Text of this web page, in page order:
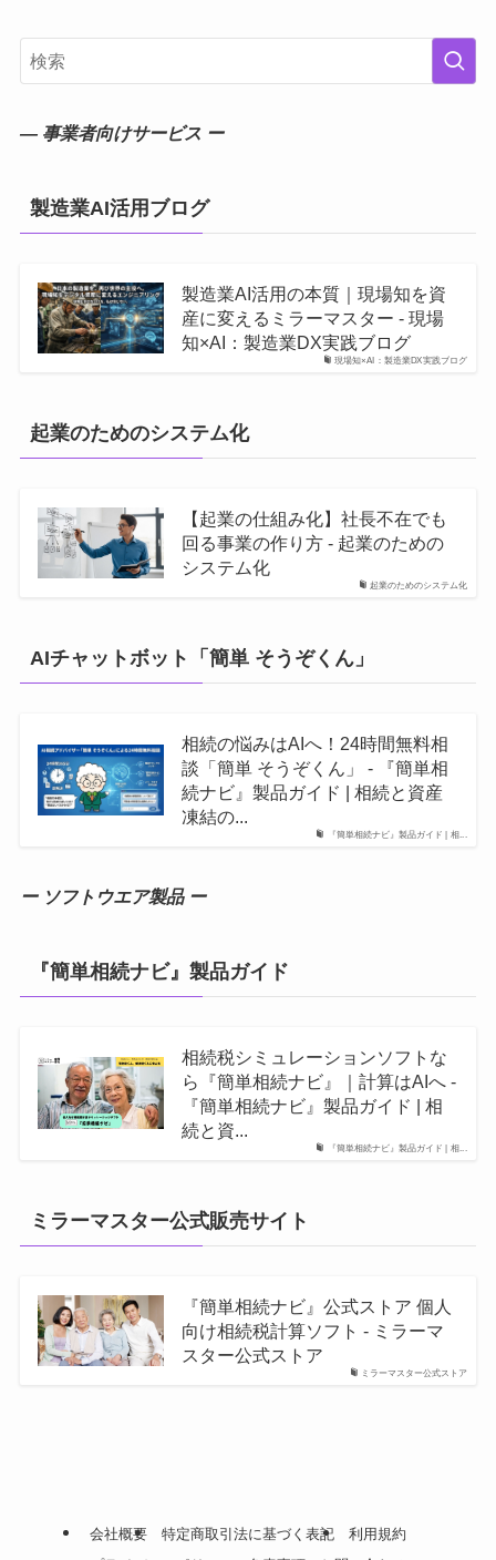
― 事業者向けサービス ー
製造業AI活用ブログ
現場知×AI：製造業DX実践ブログ
製造業AI活用の本質｜現場知を資
産に変えるミラーマスター - 現場
知×AI：製造業DX実践ブログ
起業のためのシステム化
起業のためのシステム化
【起業の仕組み化】社長不在でも
回る事業の作り方 - 起業のための
システム化
AIチャットボット「簡単 そうぞくん」
『簡単相続ナビ』製品ガイド | 相...
相続の悩みはAIへ！24時間無料相
談「簡単 そうぞくん」 - 『簡単相
続ナビ』製品ガイド | 相続と資産
凍結の...
ー ソフトウエア製品 ー
『簡単相続ナビ』製品ガイド
『簡単相続ナビ』製品ガイド | 相...
相続税シミュレーションソフトな
ら『簡単相続ナビ』｜計算はAIへ -
『簡単相続ナビ』製品ガイド | 相
続と資...
ミラーマスター公式販売サイト
ミラーマスター公式ストア
『簡単相続ナビ』公式ストア 個人
向け相続税計算ソフト - ミラーマ
スター公式ストア
会社概要 特定商取引法に基づく表記
利用規約